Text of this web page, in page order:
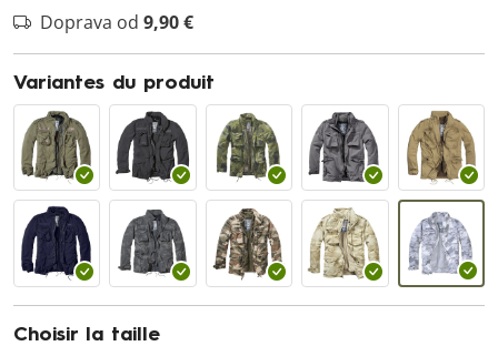
Doprava od 9,90 €
Variantes du produit
Choisir la taille